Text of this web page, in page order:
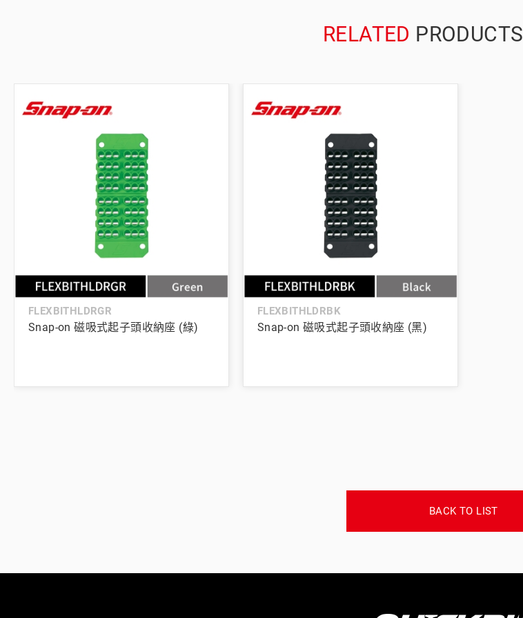
RELATED PRODUCTS
FLEXBITHLDRGR
Snap-on 磁吸式起子頭收納座 (綠)
FLEXBITHLDRBK
Snap-on 磁吸式起子頭收納座 (黑)
BACK TO LIST